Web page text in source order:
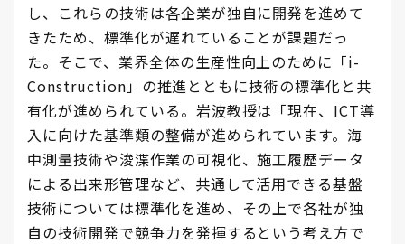
し、これらの技術は各企業が独自に開発を進めて
きたため、標準化が遅れていることが課題だっ
た。そこで、業界全体の生産性向上のために「i-
Construction」の推進とともに技術の標準化と共
有化が進められている。岩波教授は「現在、ICT導
入に向けた基準類の整備が進められています。海
中測量技術や浚渫作業の可視化、施工履歴データ
による出来形管理など、共通して活用できる基盤
技術については標準化を進め、その上で各社が独
自の技術開発で競争力を発揮するという考え方で